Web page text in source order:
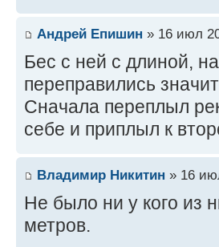
Андрей Епишин » 16 июл
Бес с ней с длиной,
переправились
Сначала переплыл
себе и приплыл к
Владимир Никитин » 16
Не было ни у кого из
метров.